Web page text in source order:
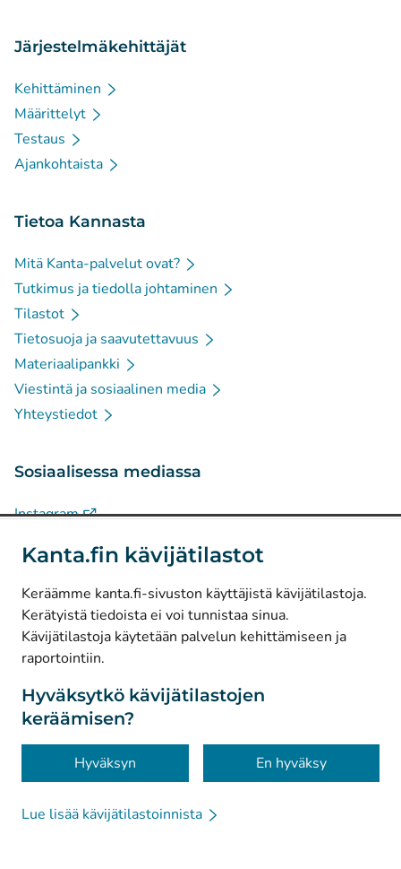
Kanta.fin kävijätilastot
Keräämme kanta.fi-sivuston käyttäjistä kävijätilastoja.
Kerätyistä tiedoista ei voi tunnistaa sinua.
Kävijätilastoja käytetään palvelun kehittämiseen ja
raportointiin.
Hyväksytkö kävijätilastojen
keräämisen?
Hyväksyn En hyväksy
Lue lisää kävijätilastoinnista
Järjestelmäkehittäjät
Kehittäminen
Määrittelyt
Testaus
Ajankohtaista
Tietoa Kannasta
Mitä Kanta-palvelut ovat?
Tutkimus ja tiedolla johtaminen
Tilastot
Tietosuoja ja saavutettavuus
Materiaalipankki
Viestintä ja sosiaalinen media
Yhteystiedot
Sosiaalisessa mediassa
Instagram(Avautuu uuteen välilehteen)
Facebook(Avautuu uuteen välilehteen)
© Kanta-Palvelut, Kansaneläkelaitos
Tietosuoja
Tietoa sivustosta
Saavutettavuus
Evästeet